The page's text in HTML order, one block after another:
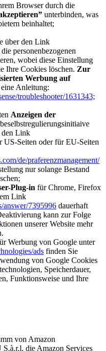
Browser durch die
unterbinden, was
beinhaltet;
über den Link
die personenbezogenen
wobei diese Einstellung
Ihre Cookies löschen. Zur
Werbung auf
Anleitung:
troubleshooter/1631343;
Anzeigen der
den Link
US-Seiten oder für EU-Seiten
de/praferenzmanagement/
nur solange Bestand
Plug-in für Chrome, Firefox
Link
answer/7395996 dauerhaft
kann zur Folge
unserer Website mehr
Werbung von Google unter
ads finden Sie
von Google Cookies
Speicherdauer,
Funktionsweise und Ihre
von Amazon
die Amazon Services